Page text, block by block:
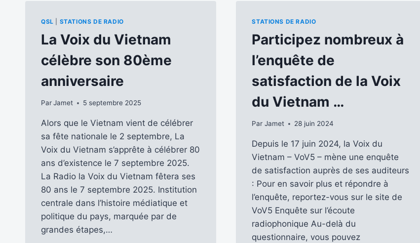
QSL STATIONS DE RADIO
La Voix du Vietnam
célèbre son 80ème
anniversaire
ParJamet 5 septembre 2025
Alors que le Vietnam vient de célébrer
sa fête nationale le 2 septembre, La
Voix du Vietnam s’apprête à célébrer 80
ans d’existence le 7 septembre 2025.
La Radio la Voix du Vietnam fêtera ses
80 ans le 7 septembre 2025. Institution
centrale dans l’histoire médiatique et
politique du pays, marquée par de
grandes étapes,…
STATIONS DE RADIO
Participez nombreux à
l’enquête de
satisfaction de la Voix
du Vietnam …
Par Jamet 28 juin 2024
Depuis le 17 juin 2024, la Voix du
Vietnam – VoV5 – mène une enquête
de satisfaction auprès de ses auditeurs
: Pour en savoir plus et répondre à
l’enquête, reportez-vous sur le site de
VoV5 Enquête sur l’écoute
radiophonique Au-delà du
questionnaire, vous pouvez